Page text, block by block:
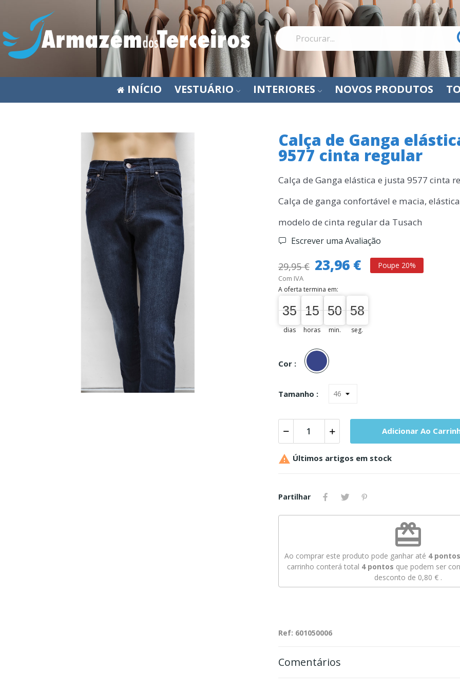
INÍCIO VESTUÁRIO INTERIORES NOVOS PRODUTOS
Calça de Ganga
9577 cinta regular
Calça de Ganga elástica e justa 9577 cinta
Calça de ganga confortável e macia,
modelo de cinta regular da Tusach
Escrever uma Avaliação
29,95 € 23,96 € Poupe 20%
Com IVA
A oferta termina em:
35
35
00
dias
15
15
00
horas
50
50
51
min.
58
57
58
seg.
Cor :
Denim
Tamanho :
Adicionar Ao
 Últimos artigos em stock
Partilhar
redeem
Ao comprar este produto pode ganhar até 4
carrinho conterá total 4pontos que podem ser
desconto de 0,80 € .
Ref: 601050006
Comentários